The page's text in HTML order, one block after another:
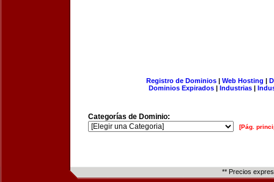
Registro de Dominios| Web Hosting |
Dominios Expirados | Industrias |
Categorías de Dominio:
[Pág.
** Precios